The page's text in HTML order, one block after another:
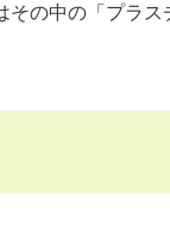
その中の「プラ